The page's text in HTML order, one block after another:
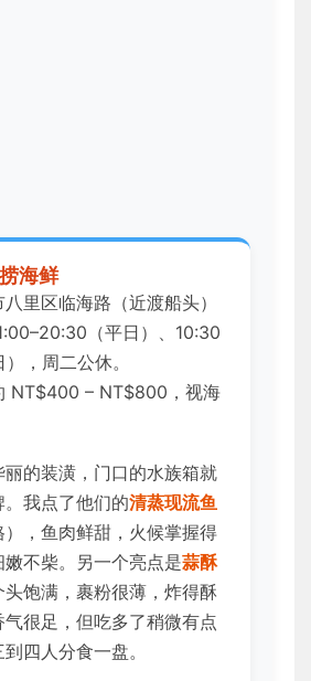
海鲜
八里区临海路（近渡船头）
（平日）、10:30
，周二公休。
NT$400 – NT$800，视海
的装潢，门口的水族箱就
我点了他们的清蒸现流鱼
），鱼肉鲜甜，火候掌握得
不柴。另一个亮点是蒜酥
头饱满，裹粉很薄，炸得酥
很足，但吃多了稍微有点
四人分食一盘。